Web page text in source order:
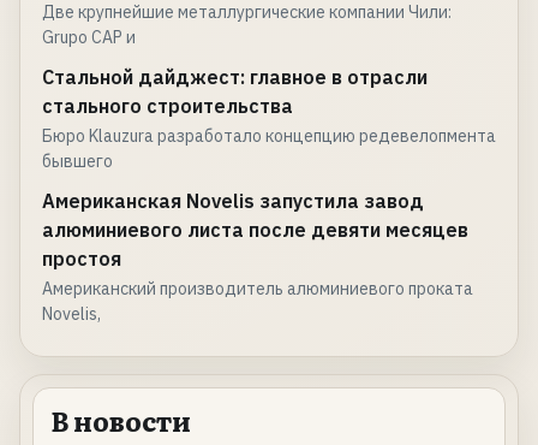
Две крупнейшие металлургические компании Чили:
Grupo CAP и
Стальной дайджест: главное в отрасли
стального строительства
Бюро Klauzura разработало концепцию редевелопмента
бывшего
Американская Novelis запустила завод
алюминиевого листа после девяти месяцев
простоя
Американский производитель алюминиевого проката
Novelis,
В новости